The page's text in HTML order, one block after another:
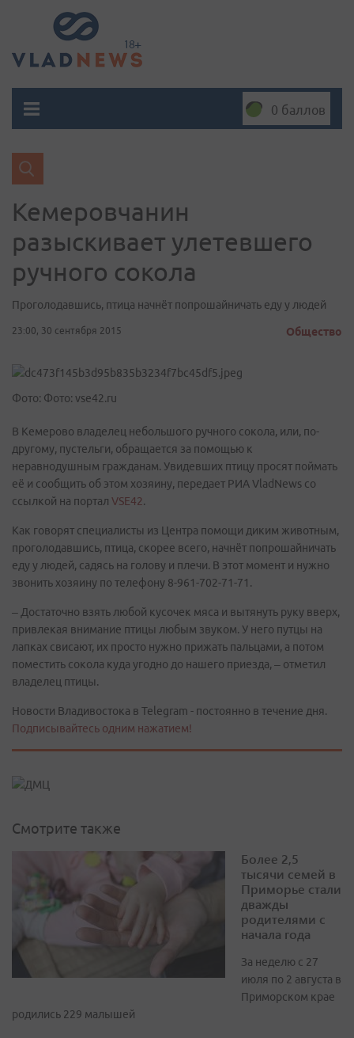
0 баллов
Кемеровчанин
разыскивает улетевшего
ручного сокола
Проголодавшись, птица начнёт попрошайничать еду у людей
23:00, 30 сентября 2015 Общество
Фото: Фото: vse42.ru
В Кемерово владелец небольшого ручного сокола, или, по-
другому, пустельги, обращается за помощью к
неравнодушным гражданам. Увидевших птицу просят поймать
её и сообщить об этом хозяину, передает РИА VladNews со
ссылкой на портал VSE42.
Как говорят специалисты из Центра помощи диким животным,
проголодавшись, птица, скорее всего, начнёт попрошайничать
еду у людей, садясь на голову и плечи. В этот момент и нужно
звонить хозяину по телефону 8-961-702-71-71.
– Достаточно взять любой кусочек мяса и вытянуть руку вверх,
привлекая внимание птицы любым звуком. У него путцы на
лапках свисают, их просто нужно прижать пальцами, а потом
поместить сокола куда угодно до нашего приезда, – отметил
владелец птицы.
Новости Владивостока в Telegram - постоянно в течение дня.
Подписывайтесь одним нажатием!
Смотрите также
Более 2,5
тысячи семей в
Приморье стали
дважды
родителями с
начала года
За неделю с 27
июля по 2 августа в
Приморском крае
родились 229 малышей